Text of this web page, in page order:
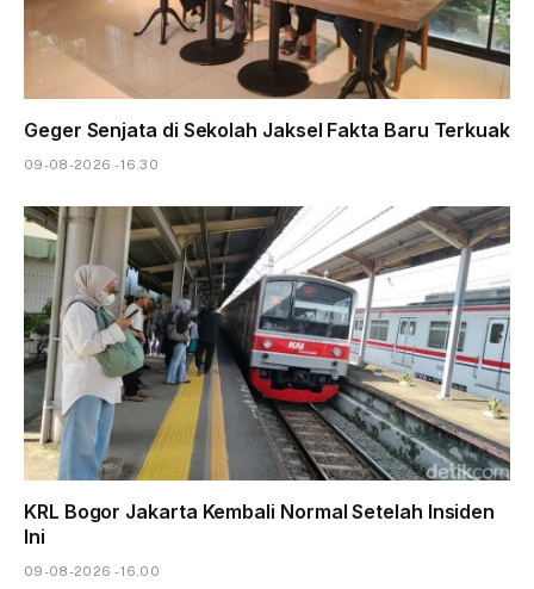
Geger Senjata di Sekolah Jaksel Fakta Baru Terkuak
09-08-2026 - 16.30
KRL Bogor Jakarta Kembali Normal Setelah Insiden
Ini
09-08-2026 - 16.00